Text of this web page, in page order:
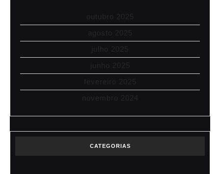
outubro 2025
agosto 2025
julho 2025
junho 2025
fevereiro 2025
novembro 2024
CATEGORIAS